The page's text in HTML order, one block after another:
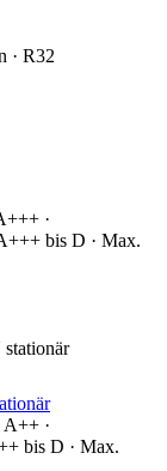
· R32
·
bis D · Max.
·
bis D · Max.